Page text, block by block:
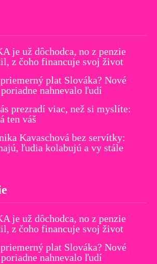
je už dôchodca, no z penzie
z čoho financuje svoj život
plat Slováka? Nové
nahnevalo ľudí
prezradí viac, než si myslíte:
ten váš
Kavaschová bez servítky:
ľudia kolabujú a vy stále
je už dôchodca, no z penzie
z čoho financuje svoj život
plat Slováka? Nové
nahnevalo ľudí